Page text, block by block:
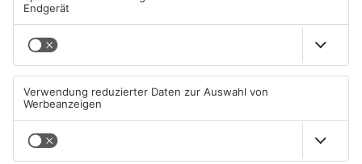
Diese Maislabyrinthe im
Primaveraland haben schon
08.08.2026, 09:45 UHR IN
Stau-Wochenende im